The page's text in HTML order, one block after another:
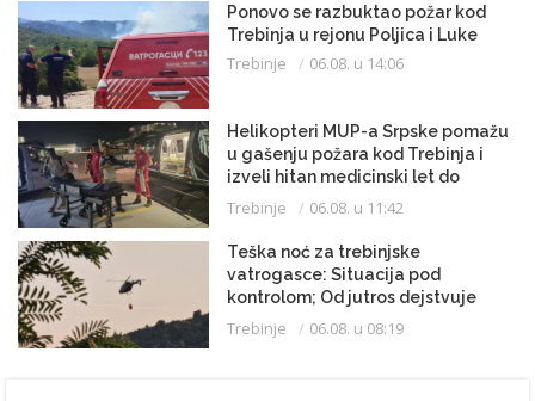
Ponovo se razbuktao požar kod
Trebinja u rejonu Poljica i Luke
Trebinje 06.08. u 14:06
Helikopteri MUP-a Srpske pomažu
u gašenju požara kod Trebinja i
izveli hitan medicinski let do
Beograda
Trebinje 06.08. u 11:42
Teška noć za trebinjske
vatrogasce: Situacija pod
kontrolom; Od jutros dejstvuje
helikopter
Trebinje 06.08. u 08:19